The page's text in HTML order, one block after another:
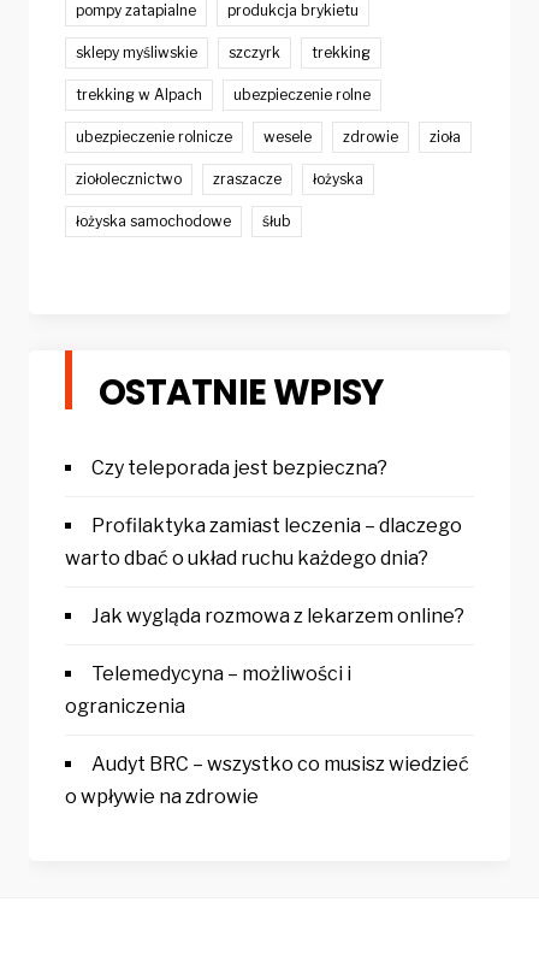
pompy zatapialne produkcja brykietu
sklepy myśliwskie szczyrk trekking
trekking w Alpach ubezpieczenie rolne
ubezpieczenie rolnicze wesele zdrowie zioła
ziołolecznictwo zraszacze łożyska
łożyska samochodowe śłub
OSTATNIE WPISY
Czy teleporada jest bezpieczna?
Profilaktyka zamiast leczenia – dlaczego
warto dbać o układ ruchu każdego dnia?
Jak wygląda rozmowa z lekarzem online?
Telemedycyna – możliwości i
ograniczenia
Audyt BRC – wszystko co musisz wiedzieć
o wpływie na zdrowie